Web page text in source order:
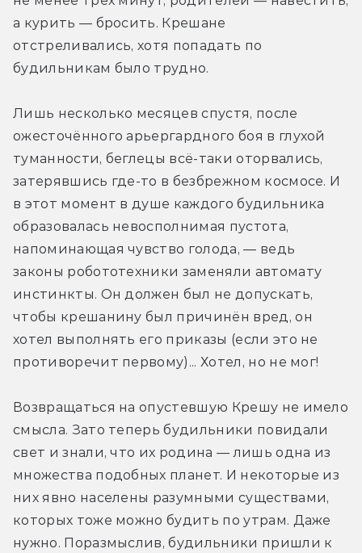
а курить — бросить. Крешане
отстреливались, хотя попадать по
будильникам было трудно.
Лишь несколько месяцев спустя, после
ожесточённого арьергардного боя в глухой
туманности, беглецы всё-таки оторвались,
затерявшись где-то в безбрежном космосе. И
в этот момент в душе каждого будильника
образовалась невосполнимая пустота,
напоминающая чувство голода, — ведь
законы робототехники заменяли автомату
инстинкты. Он должен был не допускать,
чтобы крешанину был причинён вред, он
хотел выполнять его приказы (если это не
противоречит первому)... Хотел, но не мог!
Возвращаться на опустевшую Крешу не имело
смысла. Зато теперь будильники повидали
свет и знали, что их родина — лишь одна из
множества подобных планет. И некоторые из
них явно населены разумными существами,
которых тоже можно будить по утрам. Даже
нужно. Поразмыслив, будильники пришли к